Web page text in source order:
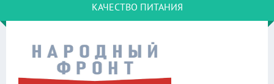
КАЧЕСТВО ПИТАНИЯ